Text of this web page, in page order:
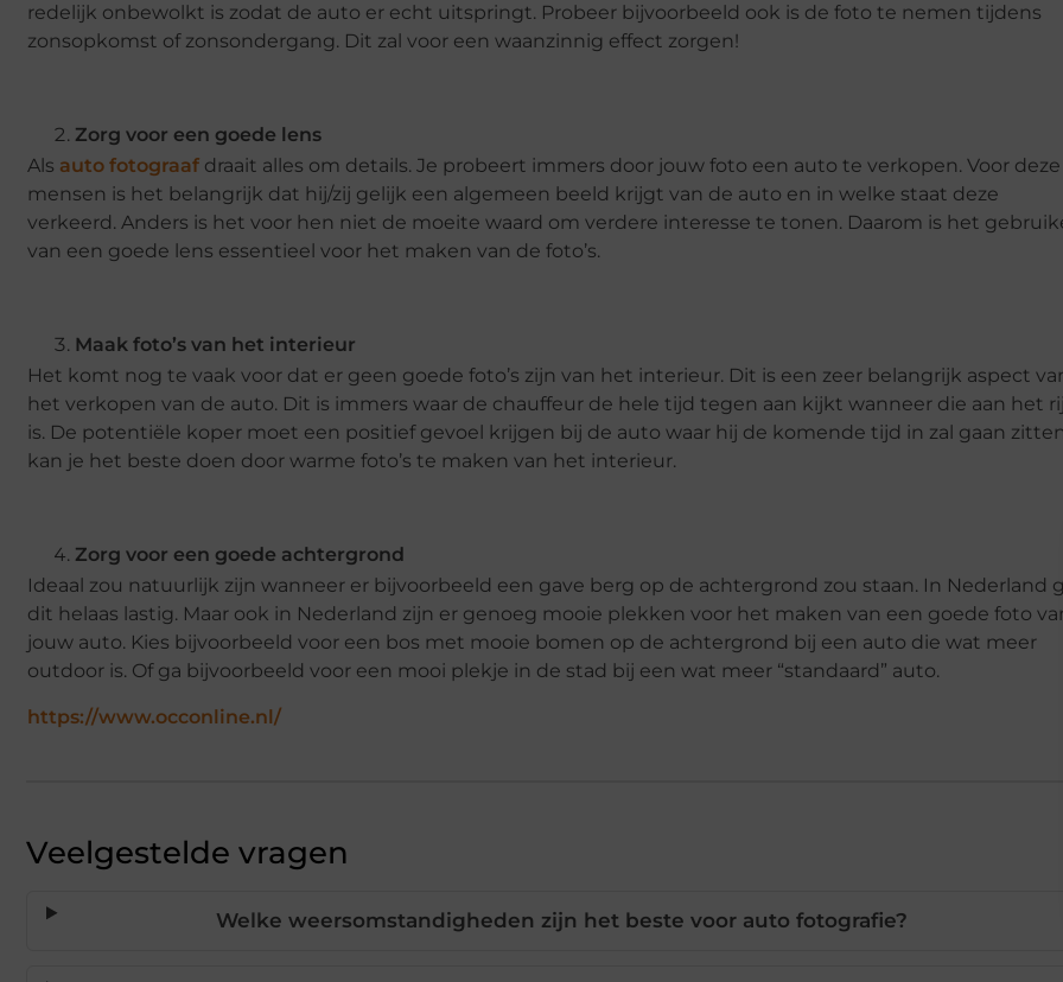
redelijk onbewolkt is zodat de auto er echt uitspringt. Probeer bijvoorbeeld ook is de foto te nemen tijdens
zonsopkomst of zonsondergang. Dit zal voor een waanzinnig effect zorgen!
Zorg voor een goede lens
Als auto fotograaf draait alles om details. Je probeert immers door jouw foto een auto te verkopen. Voor deze
mensen is het belangrijk dat hij/zij gelijk een algemeen beeld krijgt van de auto en in welke staat deze
verkeerd. Anders is het voor hen niet de moeite waard om verdere interesse te tonen. Daarom is het
van een goede lens essentieel voor het maken van de foto’s.
Maak foto’s van het interieur
Het komt nog te vaak voor dat er geen goede foto’s zijn van het interieur. Dit is een zeer belangrijk aspect
het verkopen van de auto. Dit is immers waar de chauffeur de hele tijd tegen aan kijkt wanneer die aan het
is. De potentiële koper moet een positief gevoel krijgen bij de auto waar hij de komende tijd in zal gaan
kan je het beste doen door warme foto’s te maken van het interieur.
Zorg voor een goede achtergrond
Ideaal zou natuurlijk zijn wanneer er bijvoorbeeld een gave berg op de achtergrond zou staan. In Nederland
dit helaas lastig. Maar ook in Nederland zijn er genoeg mooie plekken voor het maken van een goede foto
jouw auto. Kies bijvoorbeeld voor een bos met mooie bomen op de achtergrond bij een auto die wat meer
outdoor is. Of ga bijvoorbeeld voor een mooi plekje in de stad bij een wat meer “standaard” auto.
https://www.occonline.nl/
Veelgestelde vragen
Welke weersomstandigheden zijn het beste voor auto fotografie?